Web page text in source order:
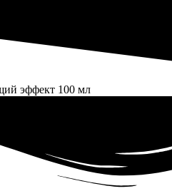
эффект 100 мл